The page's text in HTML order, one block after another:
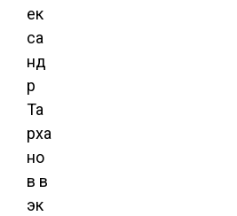
ек
са
нд
р
Та
рха
но
в в
эк